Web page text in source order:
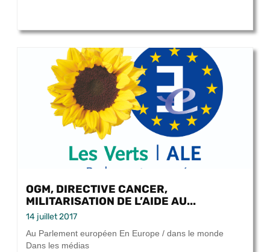
OGM, DIRECTIVE CANCER,
MILITARISATION DE L’AIDE AU...
14 juillet 2017
Au Parlement européen En Europe / dans le monde
Dans les médias